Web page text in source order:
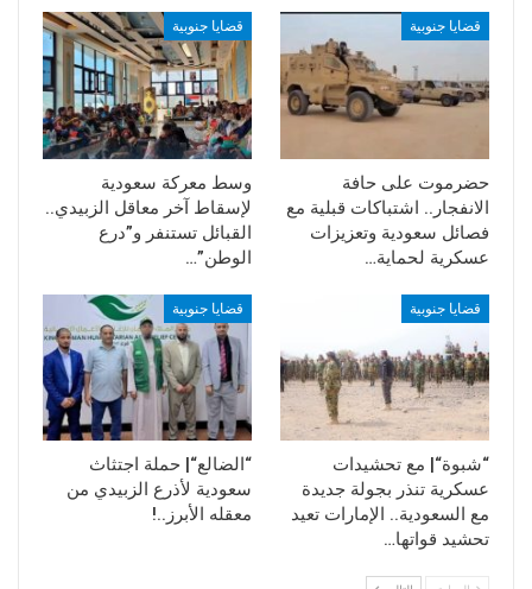
تحريك الإمارات للزبيدي من خارج اليمن، وتحديداً عبر لندن، يعكس
على الأرجح انتقال أبوظبي إلى مرحلة جديدة في إدارة الصراع
جنوب البلاد، تقوم على إعادة تدوير الانتقالي سياسياً بعد تعرضه
لضغوط سعودية متزايدة ميدانياً.
كما يكشف التوقيت عن صراع نفوذ متصاعد بين الرياض وأبوظبي
حول مستقبل الجنوب، في ظل مساعٍ سعودية لإعادة هندسة
السلطة في عدن، مقابل تمسك الإمارات بأدواتها التقليدية
وعلى رأسها الانتقالي.
وإذا مضت الرياض فعلياً نحو إنهاء نفوذ المجلس بالقوة أو عبر
ترتيبات سياسية أحادية، فإن عودة الزبيدي إلى الواجهة قد تكون
مقدمة لموجة تصعيد جديدة قد تدفع الجنوب نحو مواجهة
مفتوحة بين حلفاء الأمس.
قضايا جنوبية
حضرموت على حافة
الانفجار.. اشتباكات قبلية مع
فصائل سعودية وتعزيزات
عسكرية لحماية…
قضايا جنوبية
وسط معركة سعودية
لإسقاط آخر معاقل الزبيدي..
القبائل تستنفر و”درع
الوطن”…
قضايا جنوبية
“شبوة“| مع تحشيدات
عسكرية تنذر بجولة جديدة
مع السعودية.. الإمارات تعيد
تحشيد قواتها…
قضايا جنوبية
“الضالع“| حملة اجتثاث
سعودية لأذرع الزبيدي من
معقله الأبرز..!